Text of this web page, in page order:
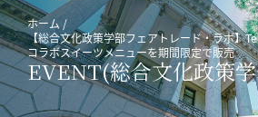
ホーム
【総合文化政策学部フェアトレード・ラボ】
コラボスイーツメニューを期間限定で販売
EVENT(総合文化政策